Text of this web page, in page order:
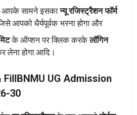
आपके सामने इसकान्यू रजिस्ट्रैशन फॉर्म
आपको धैर्यपूर्वक भरना होगा और
के ऑप्शन पर क्लिक करकेलॉगिन
लेना होगा आदि।
UG Admission
30